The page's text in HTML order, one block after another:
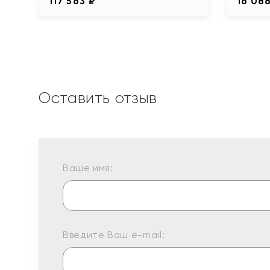
Оставить отзыв
Ваше имя:
Введите Ваш e-mail: